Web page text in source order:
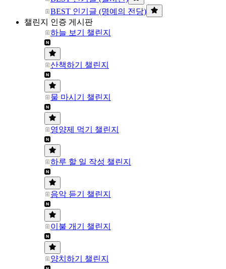
BEST 인기글 (명예의 전당)
챌린지 인증 게시판
하늘 보기 챌린지
산책하기 챌린지
물 마시기 챌린지
영양제 먹기 챌린지
하루 할 일 작성 챌린지
음악 듣기 챌린지
이불 개기 챌린지
양치하기 챌린지